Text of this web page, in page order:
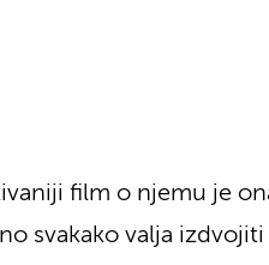
film o njemu je
svakako valja